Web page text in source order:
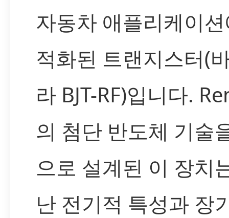
자동차 애플리케이
적화된 트랜지스터(
라 BJT-RF)입니다.
의 첨단 반도체 기술
으로 설계된 이 장치
난 전기적 특성과 장